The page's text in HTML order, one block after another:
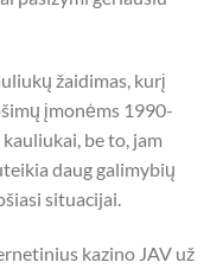
žaidimas, kurį
įmonėms 1990-
be to, jam
daug galimybių
situacijai.
kazino JAV už